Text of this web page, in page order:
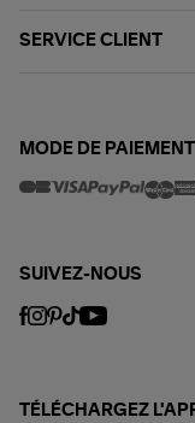
SERVICE CLIENT
MODE DE PAIEMENT
SUIVEZ-NOUS
TÉLÉCHARGEZ